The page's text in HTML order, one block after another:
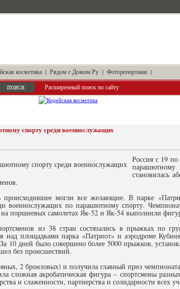
косметика | Рядом с Домом.Ру | Фоторепортажи |
Расширенный поиск по сайту
спорту среди военнослужащих
Россия с 19
становилась
могли все желающие. В парке
военнослужащих по парашютному спорту.
поршневых самолетах Як-52 и Як-54 выполнили
из 38 стран состязались в прыжках по
площадками парка «Патриот» и аэродроме
10 дней было совершено более 5000 прыжков,
без происшествий.
2 бронзовых) и получила главный приз
сложная акробатическая фигура – спортсмены
и слаженности, партнерства и солидарности всех